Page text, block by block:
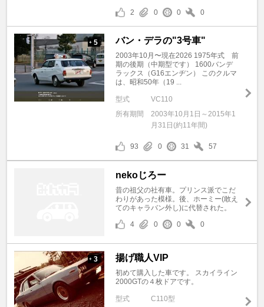
2 0 0 0
+ 5 バン・デラの"3号車"
2003年10月〜現在2026 1975年式 前
期の後期（中期型です） 1600バンデ
ラックス（G16エンヂン） このクルマ
は、昭和50年（19 ...
型式
VC110
所有期間
2003年10月1日～2015年1
月31日(約11年間)
93 0 31 57
nekoじろー
昔の祖父の社有車。プリンス派でこだ
わりがあった模様。後、ホーミー(敢え
てのキャラバン外し)に代替された。
4
0 0 0
+ 3 揚げ職人VIP
初めて購入した車です。 スカイライン
2000GTの４枚ドアです。
型式
C110型